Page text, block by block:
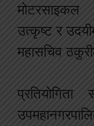
मोटरसाइकल
उत्कृष्ट र
महासचिव